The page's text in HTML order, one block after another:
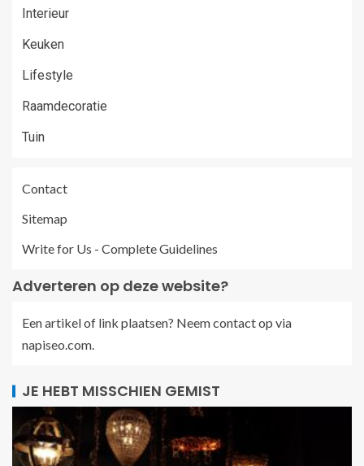
Interieur
Keuken
Lifestyle
Raamdecoratie
Tuin
Contact
Sitemap
Write for Us - Complete Guidelines
Adverteren op deze website?
Een artikel of link plaatsen? Neem contact op via
napiseo.com.
JE HEBT MISSCHIEN GEMIST